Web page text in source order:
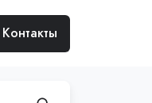
Контакты